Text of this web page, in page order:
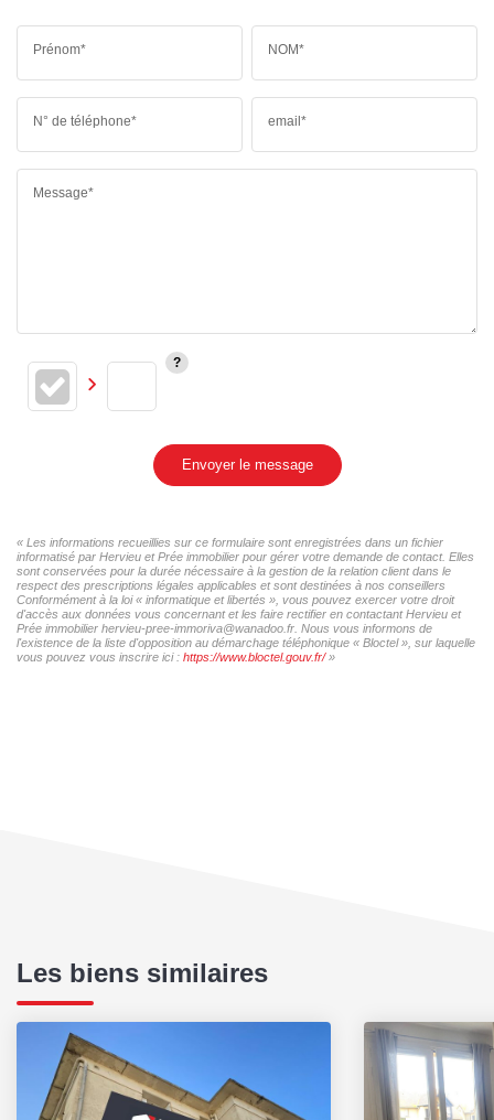
Prénom* NOM*
N° de téléphone* email*
Message*
Envoyer le message
« Les informations recueillies sur ce formulaire sont enregistrées dans un fichier
informatisé par Hervieu et Prée immobilier pour gérer votre demande de contact. Elles
sont conservées pour la durée nécessaire à la gestion de la relation client dans le
respect des prescriptions légales applicables et sont destinées à nos conseillers
Conformément à la loi « informatique et libertés », vous pouvez exercer votre droit
d'accès aux données vous concernant et les faire rectifier en contactant Hervieu et
Prée immobilier hervieu-pree-immoriva@wanadoo.fr. Nous vous informons de
l'existence de la liste d'opposition au démarchage téléphonique « Bloctel », sur laquelle
vous pouvez vous inscrire ici : https://www.bloctel.gouv.fr/»
Les biens similaires